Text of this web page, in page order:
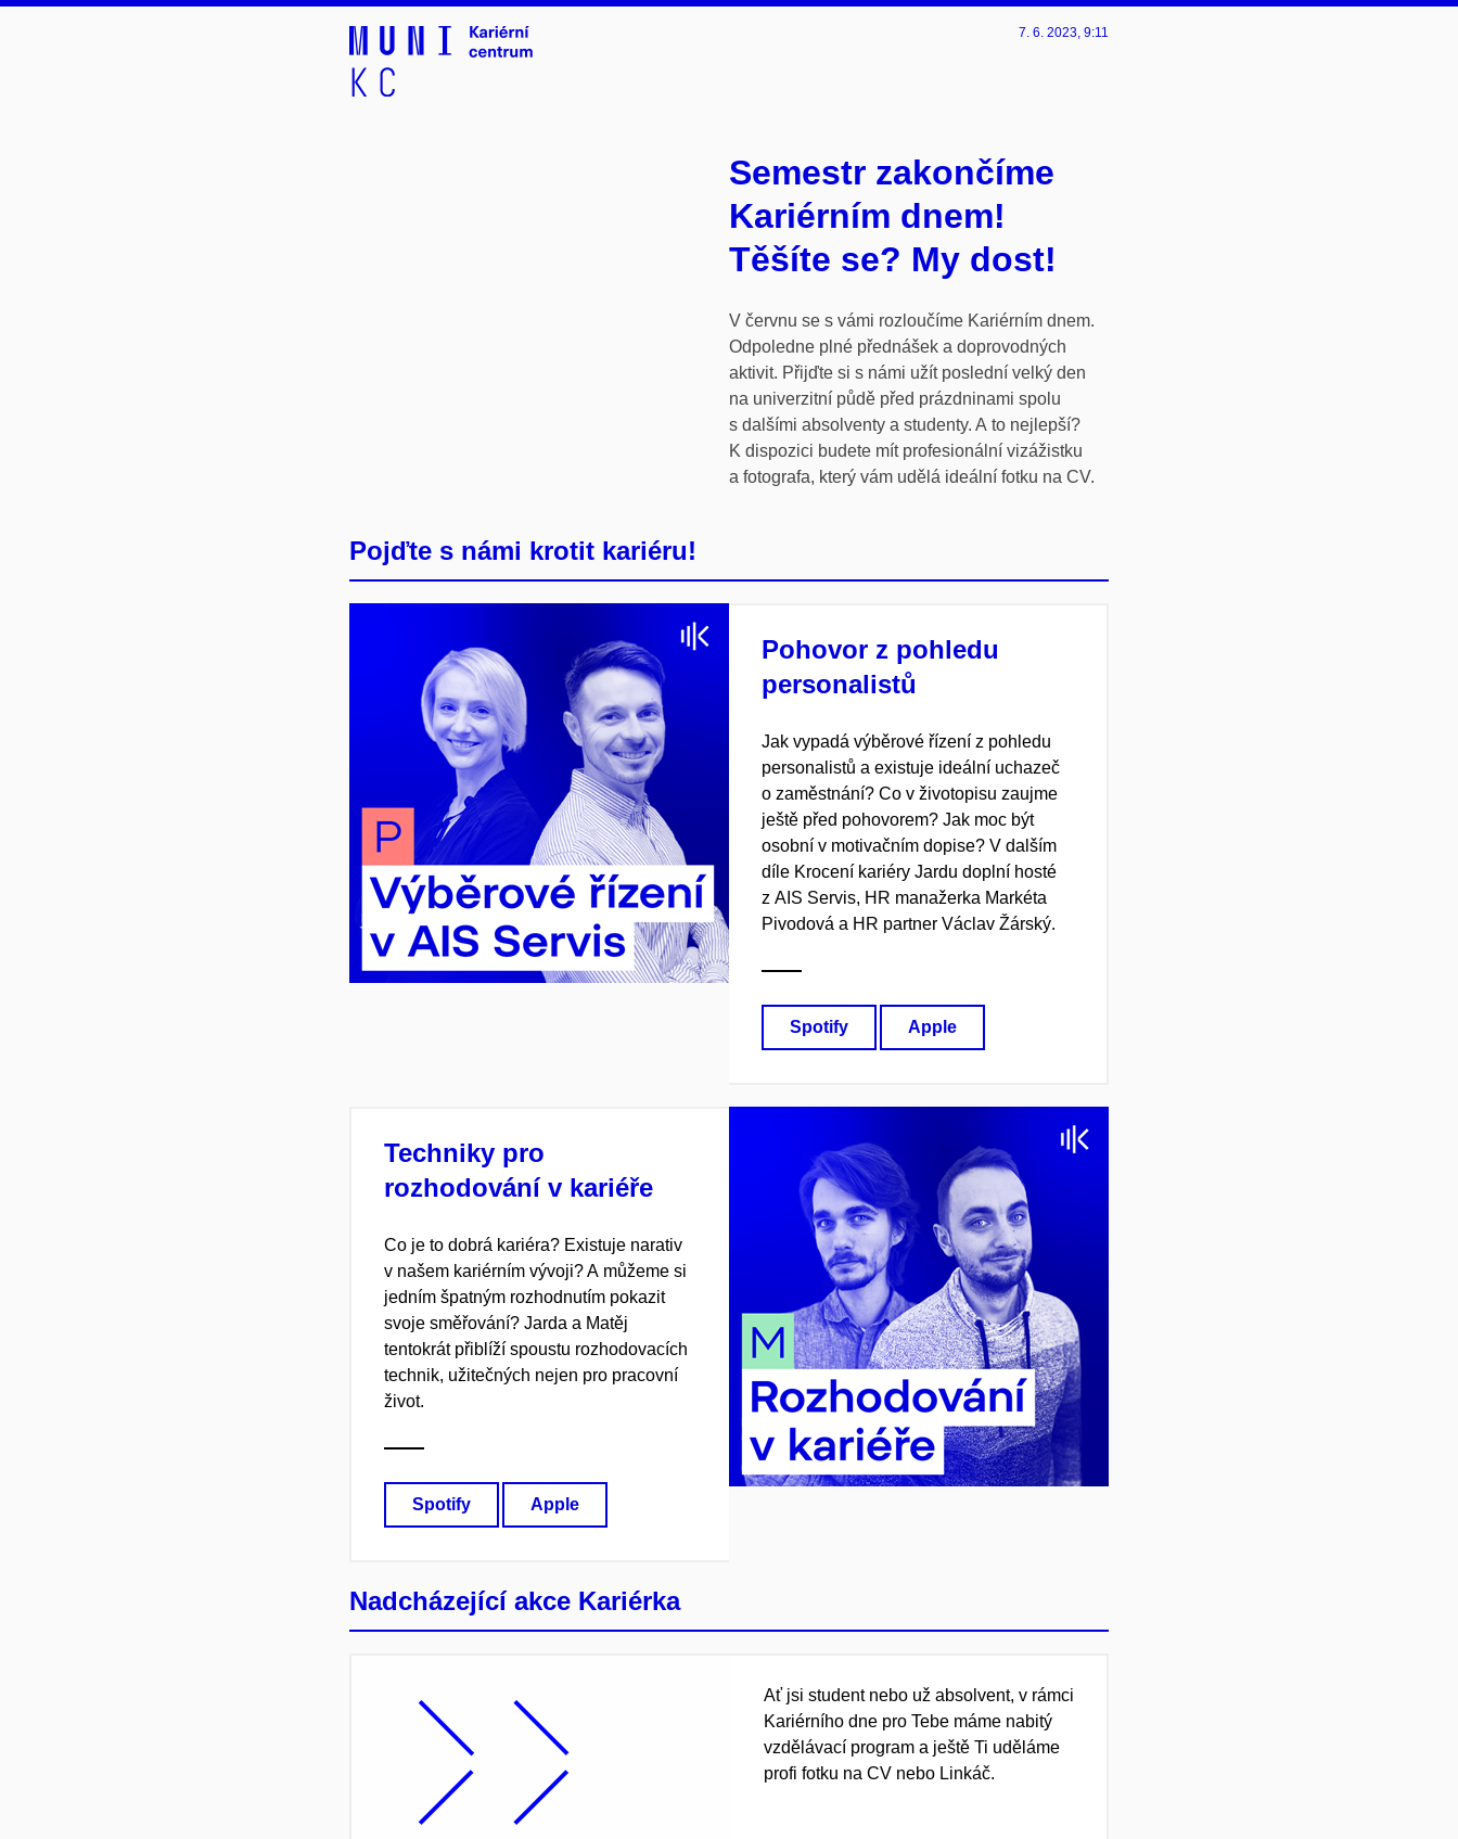
7. 6. 2023, 9:11
Semestr zakončíme
Kariérním dnem!
Těšíte se? My dost!
V červnu se s vámi rozloučíme Kariérním dnem.
Odpoledne plné přednášek a doprovodných
aktivit. Přijďte si s námi užít poslední velký den
na univerzitní půdě před prázdninami spolu
s dalšími absolventy a studenty. A to nejlepší?
K dispozici budete mít profesionální vizážistku
a fotografa, který vám udělá ideální fotku na CV.
Pojďte s námi krotit kariéru!
Pohovor z pohledu
personalistů
Jak vypadá výběrové řízení z pohledu
personalistů a existuje ideální uchazeč
o zaměstnání? Co v životopisu zaujme
ještě před pohovorem? Jak moc být
osobní v motivačním dopise? V dalším
díle Krocení kariéry Jardu doplní hosté
z AIS Servis, HR manažerka Markéta
Pivodová a HR partner Václav Žárský.
Spotify Apple
Techniky pro
rozhodování v kariéře
Co je to dobrá kariéra? Existuje narativ
v našem kariérním vývoji? A můžeme si
jedním špatným rozhodnutím pokazit
svoje směřování? Jarda a Matěj
tentokrát přiblíží spoustu rozhodovacích
technik, užitečných nejen pro pracovní
život.
Spotify Apple
Nadcházející akce Kariérka
Ať jsi student nebo už absolvent, v rámci
Kariérního dne pro Tebe máme nabitý
vzdělávací program a ještě Ti uděláme
profi fotku na CV nebo Linkáč.